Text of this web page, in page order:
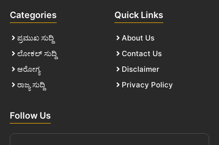
Categories
ಪ್ರಮುಖ ಸುದ್ದಿ
ಲೋಕಲ್ ಸುದ್ದಿ
ಆರೋಗ್ಯ
ರಾಜ್ಯ ಸುದ್ದಿ
Quick Links
About Us
Contact Us
Disclaimer
Privacy Policy
Follow Us